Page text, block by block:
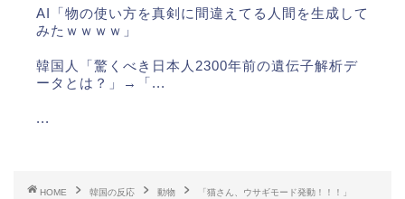
AI「物の使い方を真剣に間違えてる人間を生成して
みたｗｗｗｗ」
韓国人「驚くべき日本人2300年前の遺伝子解析デ
ータとは？」→「...
...
...
HOME 韓国の反応 動物 「猫さん、ウサギモード発動！！！」